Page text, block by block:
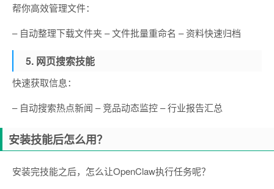
帮你高效管理文件：
– 自动整理下载文件夹 – 文件批量重命名 – 资料快速归档
5. 网页搜索技能
快速获取信息：
– 自动搜索热点新闻 – 竞品动态监控 – 行业报告汇总
安装技能后怎么用？
安装完技能之后，怎么让OpenClaw执行任务呢？